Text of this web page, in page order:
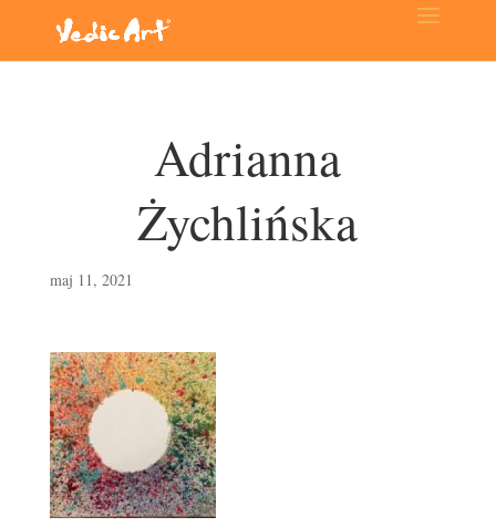
Adrianna
Żychlińska
maj 11, 2021